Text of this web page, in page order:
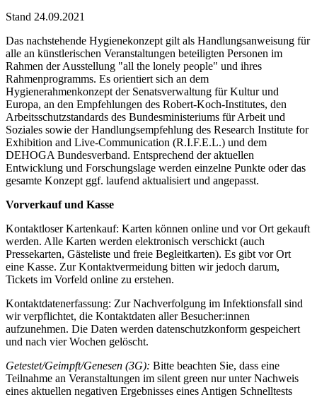
Stand 24.09.2021
Das nachstehende Hygienekonzept gilt als Handlungsanweisung für
alle an künstlerischen Veranstaltungen beteiligten Personen im
Rahmen der Ausstellung "all the lonely people" und ihres
Rahmenprogramms. Es orientiert sich an dem
Hygienerahmenkonzept der Senatsverwaltung für Kultur und
Europa, an den Empfehlungen des Robert-Koch-Institutes, den
Arbeitsschutzstandards des Bundesministeriums für Arbeit und
Soziales sowie der Handlungsempfehlung des Research Institute for
Exhibition and Live-Communication (R.I.F.E.L.) und dem
DEHOGA Bundesverband. Entsprechend der aktuellen
Entwicklung und Forschungslage werden einzelne Punkte oder das
gesamte Konzept ggf. laufend aktualisiert und angepasst.
Vorverkauf und Kasse
Kontaktloser Kartenkauf: Karten können online und vor Ort gekauft
werden. Alle Karten werden elektronisch verschickt (auch
Pressekarten, Gästeliste und freie Begleitkarten). Es gibt vor Ort
eine Kasse. Zur Kontaktvermeidung bitten wir jedoch darum,
Tickets im Vorfeld online zu erstehen.
Kontaktdatenerfassung: Zur Nachverfolgung im Infektionsfall sind
wir verpflichtet, die Kontaktdaten aller Besucher:innen
aufzunehmen. Die Daten werden datenschutzkonform gespeichert
und nach vier Wochen gelöscht.
Getestet/Geimpft/Genesen (3G): Bitte beachten Sie, dass eine
Teilnahme an Veranstaltungen im silent green nur unter Nachweis
eines aktuellen negativen Ergebnisses eines Antigen Schnelltests